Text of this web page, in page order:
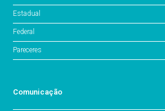
Estadual
Federal
Pareceres
Comunicação